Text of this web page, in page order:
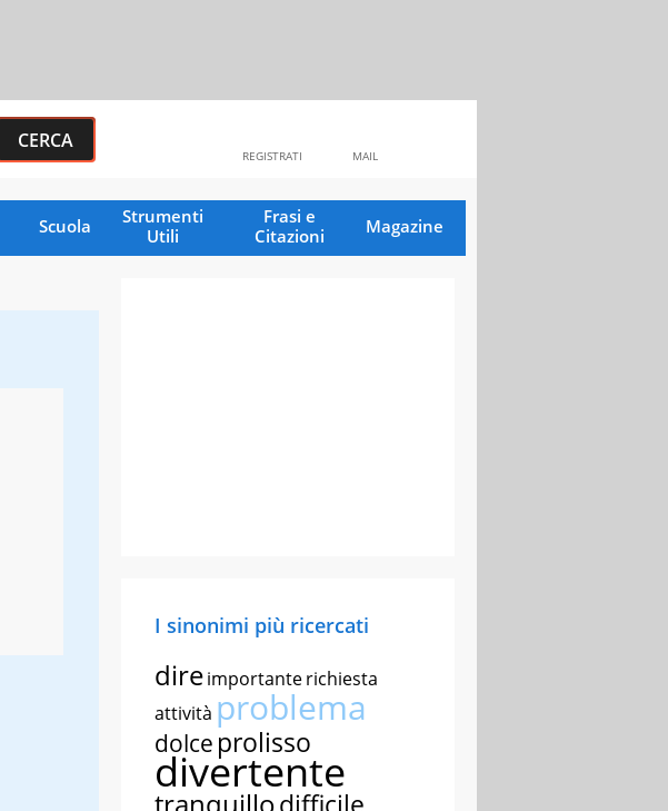
MAIL
REGISTRATI
Scuola
Strumenti
Utili
Frasi e
Citazioni
Magazine
I sinonimi più ricercati
direimportanterichiesta
attività problema
dolce prolisso
divertente